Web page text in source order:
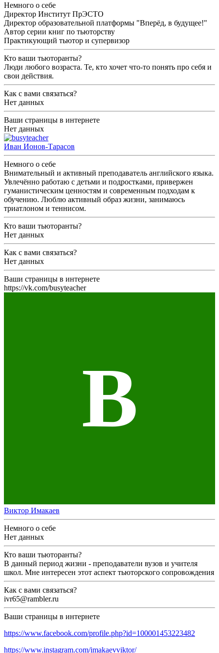
Немного о себе
Директор Институт ПрЭСТО
Директор образовательной платформы "Вперёд, в будущее!"
Автор серии книг по тьюторству
Практикующий тьютор и супервизор
Кто ваши тьюторанты?
Люди любого возраста. Те, кто хочет что-то понять про себя и
свои действия.
Как с вами связаться?
Нет данных
Ваши страницы в интернете
Нет данных
Иван Ионов-Тарасов
Немного о себе
Внимательный и активный преподаватель английского языка.
Увлечённо работаю с детьми и подростками, привержен
гуманистическим ценностям и современным подходам к
обучению. Люблю активный образ жизни, занимаюсь
триатлоном и теннисом.
Кто ваши тьюторанты?
Нет данных
Как с вами связаться?
Нет данных
Ваши страницы в интернете
https://vk.com/busyteacher
В
Виктор Имакаев
Немного о себе
Нет данных
Кто ваши тьюторанты?
В данный период жизни - преподаватели вузов и учителя
школ. Мне интересен этот аспект тьюторского сопровождения
Как с вами связаться?
ivr65@rambler.ru
Ваши страницы в интернете
https://www.facebook.com/profile.php?id=100001453223482
https://www.instagram.com/imakaevviktor/